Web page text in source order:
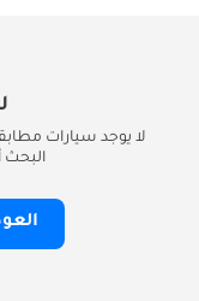
لا يوجد سيارات
البحث